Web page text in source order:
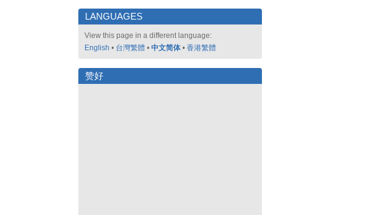
LANGUAGES
View this page in a different language:
English • 台灣繁體 • 中文简体 • 香港繁體
赞好